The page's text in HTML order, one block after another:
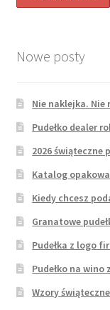
Nowe posty
Nie naklejka.
Pudełko dealer
2026 świąteczne
Katalog
Kiedy chcesz
Granatowe
Pudełka z logo
Pudełko na
Wzory